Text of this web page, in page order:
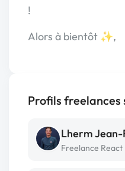
!
Alors à bientôt ✨,
Profils freelances
Lherm Jean-
Freelance React